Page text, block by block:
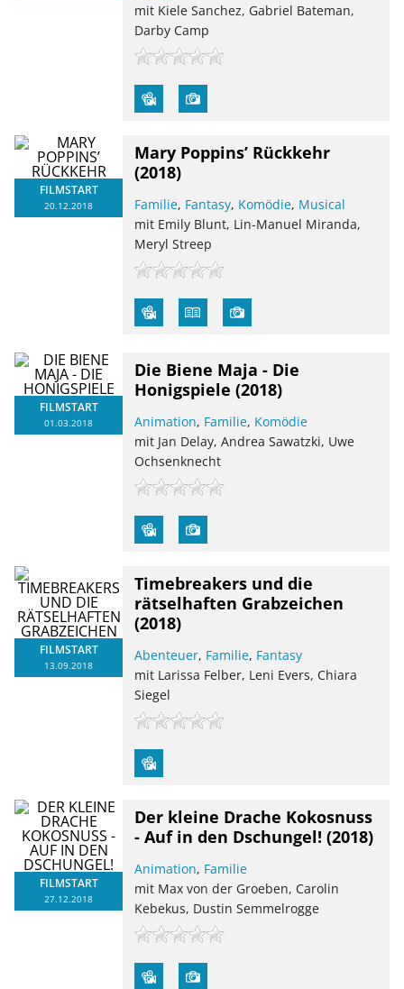
mit Kiele Sanchez, Gabriel Bateman,
Darby Camp
FILMSTART
20.12.2018
Mary Poppins’ Rückkehr
(2018)
Familie, Fantasy, Komödie, Musical
mit Emily Blunt, Lin-Manuel Miranda,
Meryl Streep
FILMSTART
01.03.2018
Die Biene Maja - Die
Honigspiele (2018)
Animation, Familie, Komödie
mit Jan Delay, Andrea Sawatzki, Uwe
Ochsenknecht
FILMSTART
13.09.2018
Timebreakers und die
rätselhaften Grabzeichen
(2018)
Abenteuer, Familie, Fantasy
mit Larissa Felber, Leni Evers, Chiara
Siegel
FILMSTART
27.12.2018
Der kleine Drache Kokosnuss
- Auf in den Dschungel! (2018)
Animation, Familie
mit Max von der Groeben, Carolin
Kebekus, Dustin Semmelrogge